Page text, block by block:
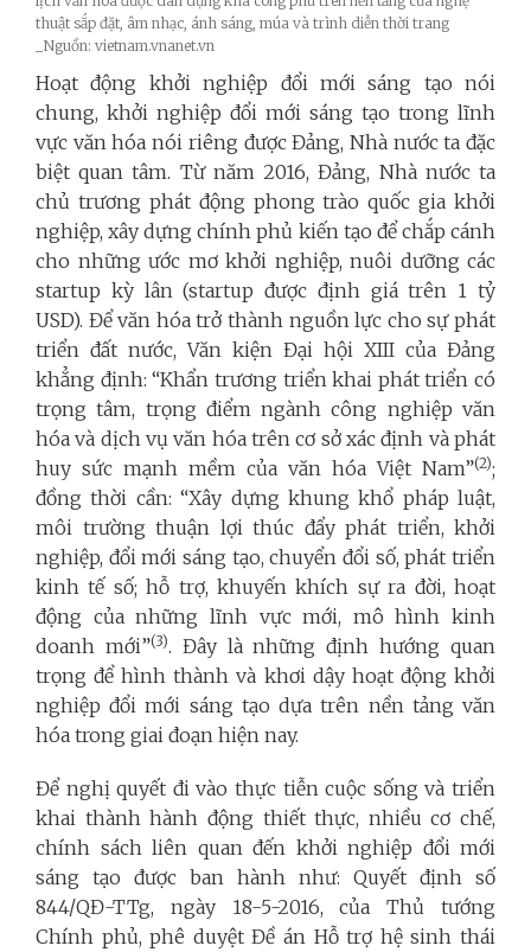
thuật sắp đặt, âm nhạc, ánh sáng, múa và trình diễn thời trang
_Nguồn: vietnam.vnanet.vn
Hoạt động khởi nghiệp đổi mới sáng tạo nói
chung, khởi nghiệp đổi mới sáng tạo trong lĩnh
vực văn hóa nói riêng được Đảng, Nhà nước ta đặc
biệt quan tâm. Từ năm 2016, Đảng, Nhà nước ta
chủ trương phát động phong trào quốc gia khởi
nghiệp, xây dựng chính phủ kiến tạo để chắp cánh
cho những ước mơ khởi nghiệp, nuôi dưỡng các
startup kỳ lân (startup được định giá trên 1 tỷ
USD). Để văn hóa trở thành nguồn lực cho sự phát
triển đất nước, Văn kiện Đại hội XIII của Đảng
khẳng định: “Khẩn trương triển khai phát triển có
trọng tâm, trọng điểm ngành công nghiệp văn
hóa và dịch vụ văn hóa trên cơ sở xác định và phát
huy sức mạnh mềm của văn hóa Việt Nam”(2);
đồng thời cần: “Xây dựng khung khổ pháp luật,
môi trường thuận lợi thúc đẩy phát triển, khởi
nghiệp, đổi mới sáng tạo, chuyển đổi số, phát triển
kinh tế số; hỗ trợ, khuyến khích sự ra đời, hoạt
động của những lĩnh vực mới, mô hình kinh
doanh mới”(3). Đây là những định hướng quan
trọng để hình thành và khơi dậy hoạt động khởi
nghiệp đổi mới sáng tạo dựa trên nền tảng văn
hóa trong giai đoạn hiện nay.
Để nghị quyết đi vào thực tiễn cuộc sống và triển
khai thành hành động thiết thực, nhiều cơ chế,
chính sách liên quan đến khởi nghiệp đổi mới
sáng tạo được ban hành như: Quyết định số
844/QĐ-TTg, ngày 18-5-2016, của Thủ tướng
Chính phủ, phê duyệt Đề án Hỗ trợ hệ sinh thái